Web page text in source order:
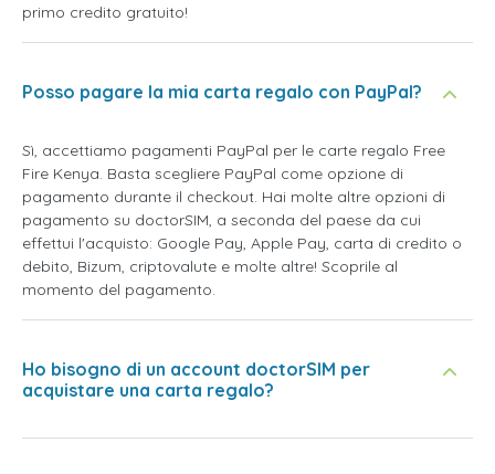
primo credito gratuito!
Posso pagare la mia carta regalo con PayPal?
Sì, accettiamo pagamenti PayPal per le carte regalo Free
Fire Kenya. Basta scegliere PayPal come opzione di
pagamento durante il checkout. Hai molte altre opzioni di
pagamento su doctorSIM, a seconda del paese da cui
effettui l'acquisto: Google Pay, Apple Pay, carta di credito o
debito, Bizum, criptovalute e molte altre! Scoprile al
momento del pagamento.
Ho bisogno di un account doctorSIM per
acquistare una carta regalo?